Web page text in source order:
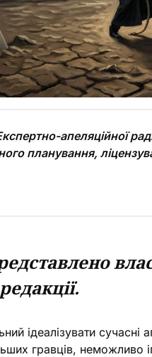
апеляційної
планування,
ідеалізувати
гравців,